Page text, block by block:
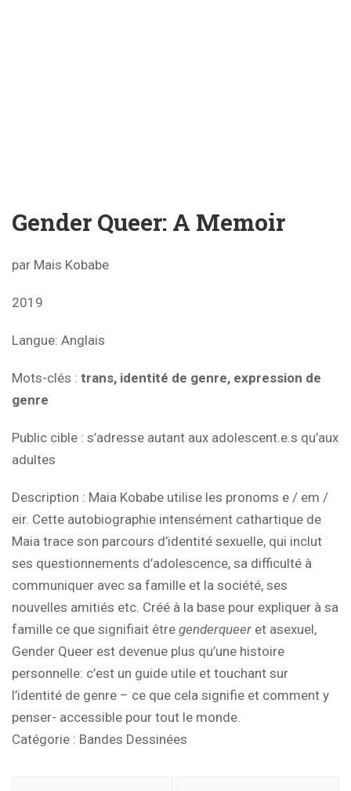
Gender Queer: A Memoir
par Mais Kobabe
2019
Langue: Anglais
Mots-clés : trans, identité de genre, expression de
genre
Public cible : s’adresse autant aux adolescent.e.s qu’aux
adultes
Description : Maia Kobabe utilise les pronoms e / em /
eir. Cette autobiographie intensément cathartique de
Maia trace son parcours d’identité sexuelle, qui inclut
ses questionnements d’adolescence, sa difficulté à
communiquer avec sa famille et la société, ses
nouvelles amitiés etc. Créé à la base pour expliquer à sa
famille ce que signifiait être genderqueer et asexuel,
Gender Queer est devenue plus qu’une histoire
personnelle: c’est un guide utile et touchant sur
l’identité de genre – ce que cela signifie et comment y
penser- accessible pour tout le monde
Catégorie : Bandes Dessinées